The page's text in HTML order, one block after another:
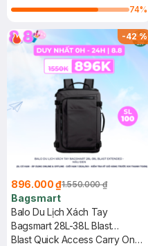
Bag-Single-Deck
74%
-42%
896.000 ₫1.550.000 ₫
Bagsmart
Balo Du Lịch Xách Tay
Bagsmart 28L-38L Blast
Extended - Màu Đen
Blast Quick Access Carry On